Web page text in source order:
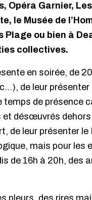
Opéra Garnier,
le Musée de
ou bien à
collectives.
en soirée, de
de leur
temps de présence
et désœuvrés
de leur présenter
mais pour les
de 16h à 20h, des
pleurs, des rires